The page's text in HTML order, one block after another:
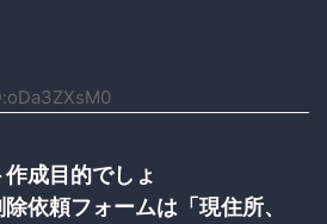
成目的でしょ
依頼フォームは「現住所、